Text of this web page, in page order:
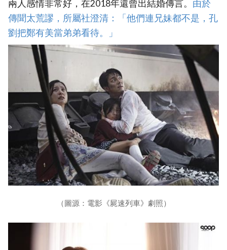
兩人感情非常好，在2018年還曾出結婚傳言。 由於
傳聞太荒謬，所屬社澄清：「他們連兄妹都不是，孔
劉把鄭有美當弟弟看待。」
（圖源：電影《屍速列車》劇照）